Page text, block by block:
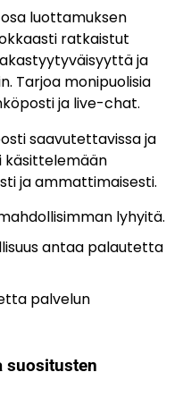
luottamuksen
ratkaistut
ja
Tarjoa monipuolisia
ja live-chat.
saavutettavissa ja
käsittelemään
ja ammattimaisesti.
lyhyitä.
antaa palautetta
palvelun
suositusten